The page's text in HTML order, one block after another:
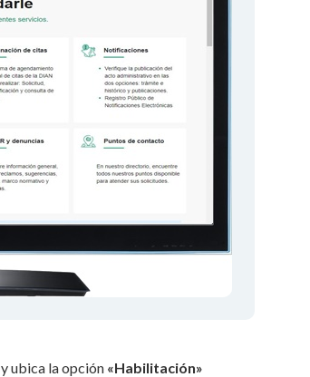
y ubica la opción «Habilitación»